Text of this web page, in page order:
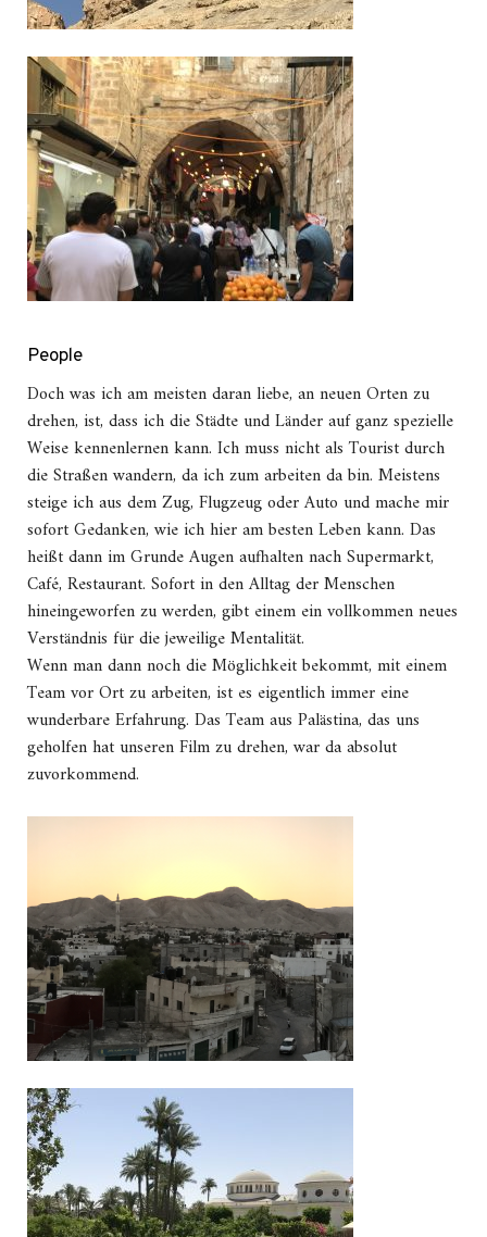
People
Doch was ich am meisten daran liebe, an neuen Orten zu
drehen, ist, dass ich die Städte und Länder auf ganz spezielle
Weise kennenlernen kann. Ich muss nicht als Tourist durch
die Straßen wandern, da ich zum arbeiten da bin. Meistens
steige ich aus dem Zug, Flugzeug oder Auto und mache mir
sofort Gedanken, wie ich hier am besten Leben kann. Das
heißt dann im Grunde Augen aufhalten nach Supermarkt,
Café, Restaurant. Sofort in den Alltag der Menschen
hineingeworfen zu werden, gibt einem ein vollkommen neues
Verständnis für die jeweilige Mentalität.
Wenn man dann noch die Möglichkeit bekommt, mit einem
Team vor Ort zu arbeiten, ist es eigentlich immer eine
wunderbare Erfahrung. Das Team aus Palästina, das uns
geholfen hat unseren Film zu drehen, war da absolut
zuvorkommend.